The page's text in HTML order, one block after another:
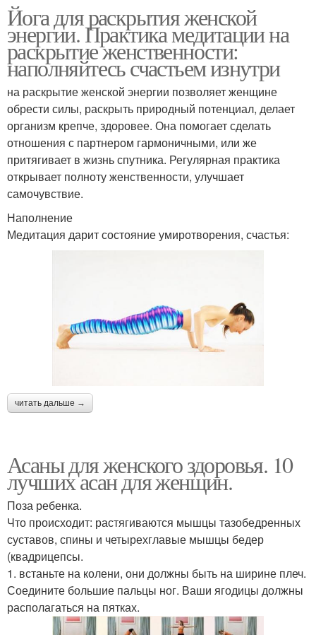
Йога для раскрытия женской
энергии. Практика медитации на
раскрытие женственности:
наполняйтесь счастьем изнутри
на раскрытие женской энергии позволяет женщине
обрести силы, раскрыть природный потенциал, делает
организм крепче, здоровее. Она помогает сделать
отношения с партнером гармоничными, или же
притягивает в жизнь спутника. Регулярная практика
открывает полноту женственности, улучшает
самочувствие.
Наполнение
Медитация дарит состояние умиротворения, счастья:
читать дальше →
Асаны для женского здоровья. 10
лучших асан для женщин.
Поза ребенка.
Что происходит: растягиваются мышцы тазобедренных
суставов, спины и четырехглавые мышцы бедер
(квадрицепсы.
1. встаньте на колени, они должны быть на ширине плеч.
Соедините большие пальцы ног. Ваши ягодицы должны
располагаться на пятках.